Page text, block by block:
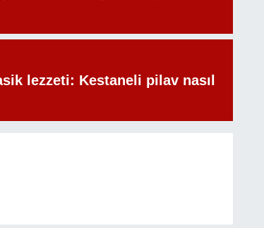
lezzeti: Kestaneli pilav nasıl